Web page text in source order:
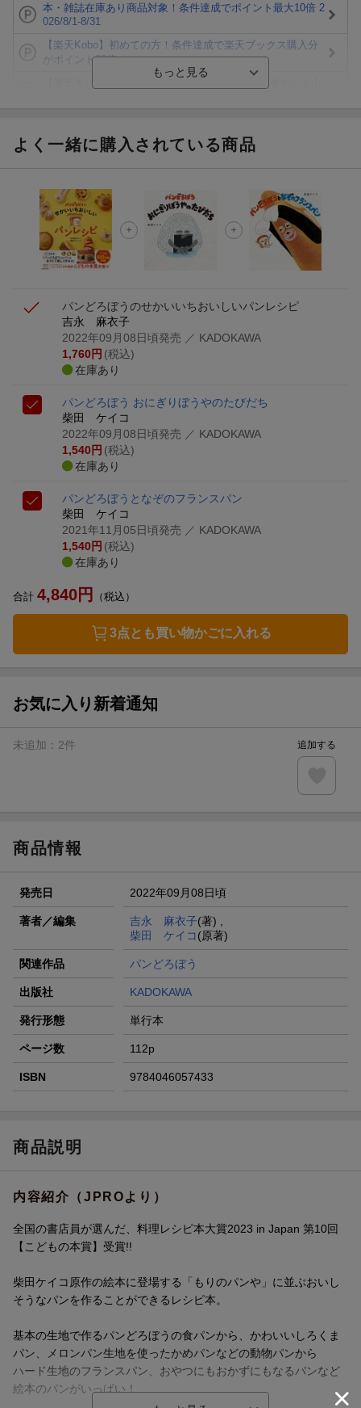
本・雑誌在庫あり商品対象！条件達成でポイント最大10倍 2
026/8/1-8/31
【楽天Kobo】初めての方！条件達成で楽天ブックス購入分
がポイント20倍
ト山分け
エントリー＆3,000円以上購入で無料データSIM（3GB/月プ
ラン）が当たる！
楽天モバイル紹介キャンペーンの拡散で300円OFFクーポン
進呈
よく一緒に購入されている商品
パンどろぼうのせかいいちおいしいパンレシピ
吉永 麻衣子
2022年09月08日頃発売 ／ KADOKAWA
1,760円 (税込)
在庫あり
パンどろぼう おにぎりぼうやのたびだち
柴田 ケイコ
2022年09月08日頃発売 ／ KADOKAWA
1,540円 (税込)
在庫あり
パンどろぼうとなぞのフランスパン
柴田 ケイコ
2021年11月05日頃発売 ／ KADOKAWA
1,540円 (税込)
在庫あり
合計 4,840円 （税込）
3点とも買い物かごに入れる
お気に入り新着通知
未追加： 2件 追加する
商品情報
発売日 2022年09月08日頃
著者／編集 吉永 麻衣子(著) ,
柴田 ケイコ(原著)
関連作品 パンどろぼう
出版社 KADOKAWA
発行形態 単行本
ページ数 112p
ISBN 9784046057433
商品説明
内容紹介（JPROより）
全国の書店員が選んだ、料理レシピ本大賞2023 in Japan 第10回
【こどもの本賞】受賞!!
柴田ケイコ原作の絵本に登場する「もりのパンや」に並ぶおいし
そうなパンを作ることができるレシピ本。
基本の生地で作るパンどろぼうの食パンから、かわいいしろくま
パン、メロンパン生地を使ったかめパンなどの動物パンから
ハード生地のフランスパン、おやつにもおかずにもなるパンなど
絵本のパンがいっぱい！